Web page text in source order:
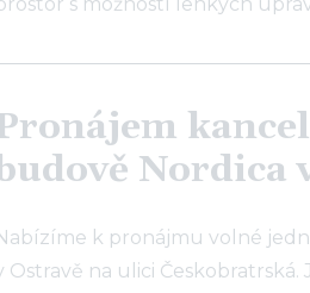
Nordica
k pronájmu volné
Ostravě na ulici